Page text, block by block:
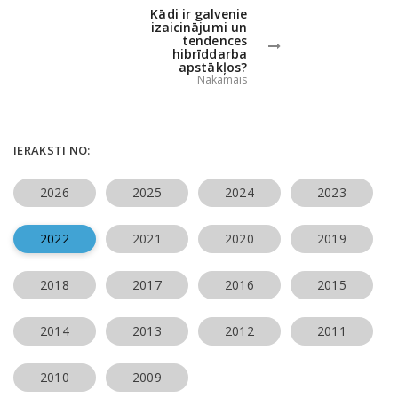
Kādi ir galvenie
izaicinājumi un
tendences
hibrīddarba
apstākļos?
Nākamais
IERAKSTI NO:
2026 2025 2024 2023
2022 2021 2020 2019
2018 2017 2016 2015
2014 2013 2012 2011
2010 2009